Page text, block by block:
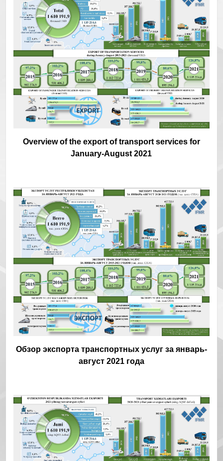
Overview of the export of transport services for
January-August 2021
Обзор экспорта транспортных услуг за январь-
август 2021 года